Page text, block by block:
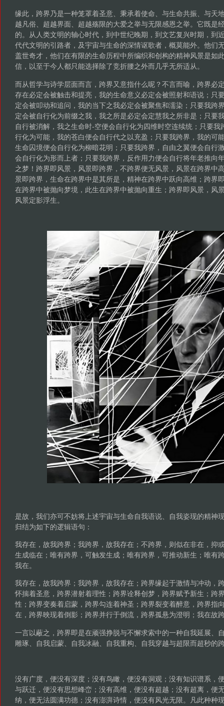
缘此，跨界乃是一种笼罩着圣意、秉承着使命、与生命共振、与天
越凡俗、超越界面、超越殇限的大爱之举与无限感恩之举。它既是
的。从人类文明的轴心时代，到中世纪晚期，到文艺复兴时期，到
代代文明的引路者，及宇宙与生命的深情讴歌者，概莫能外。他们
盖世奇才，他们在有限的生命历程中所编织和创构的精神风景是如
信，以至于今人都只能选择除了竞折腰之外而几乎无所适从。
而从哲学与诗学层面而言，跨界又意指什么呢？不言而喻，跨界必
存在必定会被触击和提亮，我的生命意义必定会被照射和语说；只
定会被叩动和追问，我的当下之我必定会被聚焦和濡染；只要我跨
定会被自行化为前缀之我，我之所是必定会定慧我之所非是；只要
自行被消解，我之生命时-空便会自行化为四维时空连续统；只要我
行化为可能，我的苍白便会自行代之以充盈；只要我跨界，我的可
生命囚境便会自行化为柳暗花明；只要我跨界，自由之翼便会自行
会自行化为形而上者；只要我跨界，反作用力便会自行将年老推向
之梦！跨界即风景，风景即跨界，不跨界便无风景，风景在跨界中
景即跨界，生命在跨界中是其所是，精神在跨界中跃向高维；跨界
在跨界中被抛向梦境，此生在跨界中被抛向重生；跨界即风景，风
风景定影浮生。
是故，我们亦可不妨将上述宇宙与生命自我语说、自我姿现的精神
归结为如下的逻辑语句：
我存在，故我跨界；我跨界，故我存在；不跨界，则似在非在，抑
生成临在；唯有跨界，可触发生成；唯有跨界，可推动新生；唯有
我在。
我存在，故我跨界；我跨界，故我存在；跨界缘起于激情与冲动，
怀揣着圣意，跨界潜射着理性；跨界诠释创梦，跨界赋予新生；跨
性；跨界变奏着启蒙，跨界勾连着神圣；跨界裂变着醉意，跨界指
在，跨界映现着倒影；跨界并行于倒流，跨界孤悬为澄明；我在故
一言以蔽之，跨界即是在顽强挣脱与不懈求索中的一种自我延展、
雕琢、自我启蒙、自我冰融、自我重构、自我穿越与超限而超秒的
没有广度，便没有深度；没有鸟瞰，便没有洞观；没有知识谱系，
与跃迁，便没有思想峰峦；没有高维，便没有超越；没有超离，便
纳，便无法圆满功德；没有澎湃诗情，便没有风光无限。凡此种种